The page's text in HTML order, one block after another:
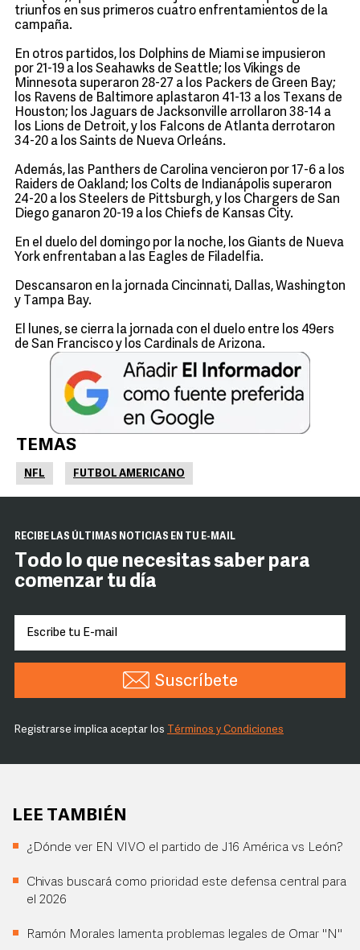
triunfos en sus primeros cuatro enfrentamientos de la
campaña.
En otros partidos, los Dolphins de Miami se impusieron
por 21-19 a los Seahawks de Seattle; los Vikings de
Minnesota superaron 28-27 a los Packers de Green Bay;
los Ravens de Baltimore aplastaron 41-13 a los Texans de
Houston; los Jaguars de Jacksonville arrollaron 38-14 a
los Lions de Detroit, y los Falcons de Atlanta derrotaron
34-20 a los Saints de Nueva Orleáns.
Además, las Panthers de Carolina vencieron por 17-6 a los
Raiders de Oakland; los Colts de Indianápolis superaron
24-20 a los Steelers de Pittsburgh, y los Chargers de San
Diego ganaron 20-19 a los Chiefs de Kansas City.
En el duelo del domingo por la noche, los Giants de Nueva
York enfrentaban a las Eagles de Filadelfia.
Descansaron en la jornada Cincinnati, Dallas, Washington
y Tampa Bay.
El lunes, se cierra la jornada con el duelo entre los 49ers
de San Francisco y los Cardinals de Arizona.
TEMAS
NFL FUTBOL AMERICANO
RECIBE LAS ÚLTIMAS NOTICIAS EN TU E-MAIL
Todo lo que necesitas saber para
comenzar tu día
Suscríbete
Registrarse implica aceptar los Términos y Condiciones
LEE TAMBIÉN
¿Dónde ver EN VIVO el partido de J16 América vs León?
Chivas buscará como prioridad este defensa central para
el 2026
Ramón Morales lamenta problemas legales de Omar "N"